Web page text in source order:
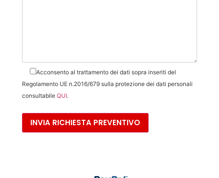
Acconsento al trattamento dei dati sopra inseriti del
Regolamento UE n.2016/679 sulla protezione dei dati personali
consultabile QUI.